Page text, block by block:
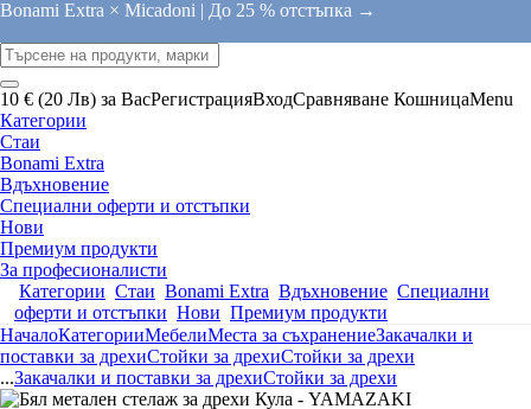
Bonami Extra × Micadoni | До 25 % отстъпка →
10 € (20 Лв) за ВасРегистрацияВходСравняване КошницаMenu
Категории
Стаи
Bonami Extra
Вдъхновение
Специални оферти и отстъпки
Нови
Премиум продукти
За професионалисти
Категории Стаи Bonami Extra Вдъхновение Специални
оферти и отстъпки Нови Премиум продукти
НачалоКатегорииМебелиМеста за съхранениеЗакачалки и
поставки за дрехиСтойки за дрехиСтойки за дрехи
...Закачалки и поставки за дрехиСтойки за дрехи